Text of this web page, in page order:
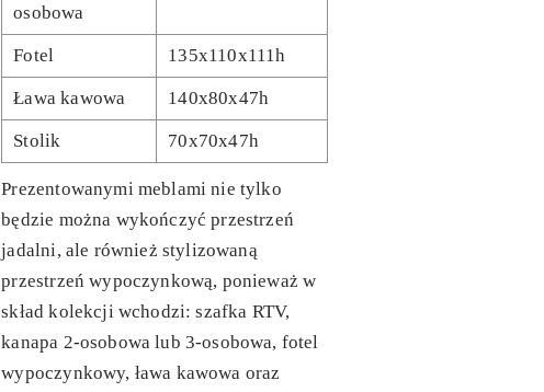
osobowa
Fotel 135x110x111h
Ława kawowa 140x80x47h
Stolik 70x70x47h
Prezentowanymi meblami nie tylko
będzie można wykończyć przestrzeń
jadalni, ale również stylizowaną
przestrzeń wypoczynkową, ponieważ w
skład kolekcji wchodzi: szafka RTV,
kanapa 2-osobowa lub 3-osobowa, fotel
wypoczynkowy, ława kawowa oraz